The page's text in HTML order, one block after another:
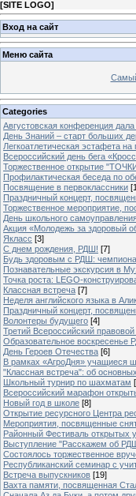
[SITE LOGO]
Вход на сайт
Меню сайта
Categories
Августовская конференция
День Знаний – старт больших
Легкоатлетическая эстафета
Всероссийский день бега
Торжественное открытие
Профилактическая беседа по
Посвящение в первоклассники
Праздничный концерт,
Торжественное мероприятие,
День школьного
Акция «Молодежь за здоровый
Якласс [3]
С днем рождения, РДШ! [7]
Будь здоровым с РДШ:
Познавательные экскурсия в
Точка роста: LEGO-
Классная встреча [7]
Неделя английского языка в
Праздничный концерт,
Волонтеры будущего [4]
Третий Всероссийский
Образовательное воскресенье
День Героев Отечества [6]
В рамках «АгроДня» учащиеся
"Классная встреча": об
Школьный турнир по шахматам
Всероссийский марафон
Новый год в школе [8]
Открытие ресурсного Центра
Мероприятия, посвященные
Районный Фестиваль открытых
Выступление "Расскажем об
Состоялось торжественное
Республиканский семинар с
Встреча выпускников [19]
Вахта памяти, посвященная